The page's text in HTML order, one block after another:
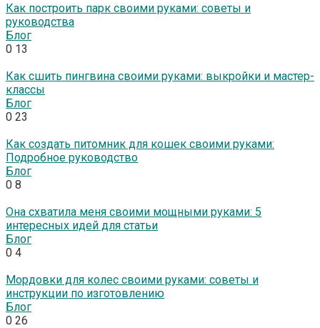
Как построить парк своими руками: советы и
руководства
Блог
0 13
Как сшить пингвина своими руками: выкройки и мастер-
классы
Блог
0 23
Как создать питомник для кошек своими руками:
Подробное руководство
Блог
0 8
Она схватила меня своими мощными руками: 5
интересных идей для статьи
Блог
0 4
Мордовки для колес своими руками: советы и
инструкции по изготовлению
Блог
0 26